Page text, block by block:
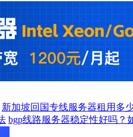
新加坡回国专线服务器租用多
bgp线路服务器稳定性好吗？